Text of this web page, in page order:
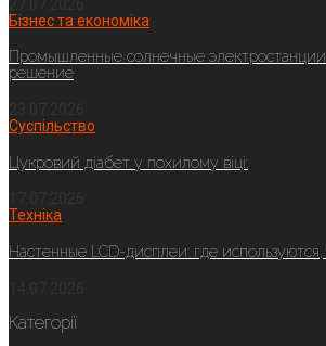
Бізнес та економіка
Промышленные солнечные
решение
Суспільство
Цукровий діабет у похилому віці:
Техніка
Настенные LCD-дисплеи: где
Категорії